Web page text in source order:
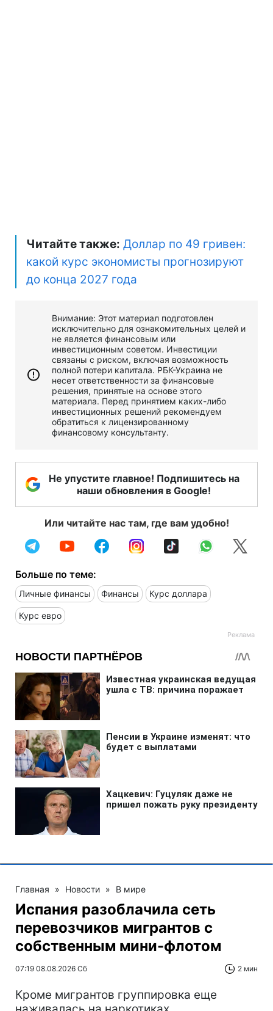
Читайте также: Доллар по 49 гривен:
какой курс экономисты прогнозируют
до конца 2027 года
Внимание: Этот материал подготовлен
исключительно для ознакомительных целей и
не является финансовым или
инвестиционным советом. Инвестиции
связаны с риском, включая возможность
полной потери капитала. РБК-Украина не
несет ответственности за финансовые
решения, принятые на основе этого
материала. Перед принятием каких-либо
инвестиционных решений рекомендуем
обратиться к лицензированному
финансовому консультанту.
Не упустите главное! Подпишитесь на
наши обновления в Google!
Или читайте нас там, где вам удобно!
Больше по теме:
Личные финансы Финансы Курс доллара
Курс евро
Главная » Новости » В мире
Испания разоблачила сеть
перевозчиков мигрантов с
собственным мини-флотом
07:19 08.08.2026 Сб 2 мин
Кроме мигрантов группировка еще